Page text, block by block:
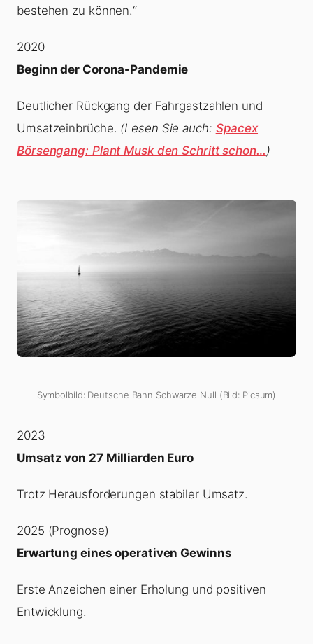
bestehen zu können.“
2020
Beginn der Corona-Pandemie
Deutlicher Rückgang der Fahrgastzahlen und
Umsatzeinbrüche. (Lesen Sie auch: Spacex
Börsengang: Plant Musk den Schritt schon… )
Symbolbild: Deutsche Bahn Schwarze Null (Bild: Picsum)
2023
Umsatz von 27 Milliarden Euro
Trotz Herausforderungen stabiler Umsatz.
2025 (Prognose)
Erwartung eines operativen Gewinns
Erste Anzeichen einer Erholung und positiven
Entwicklung.